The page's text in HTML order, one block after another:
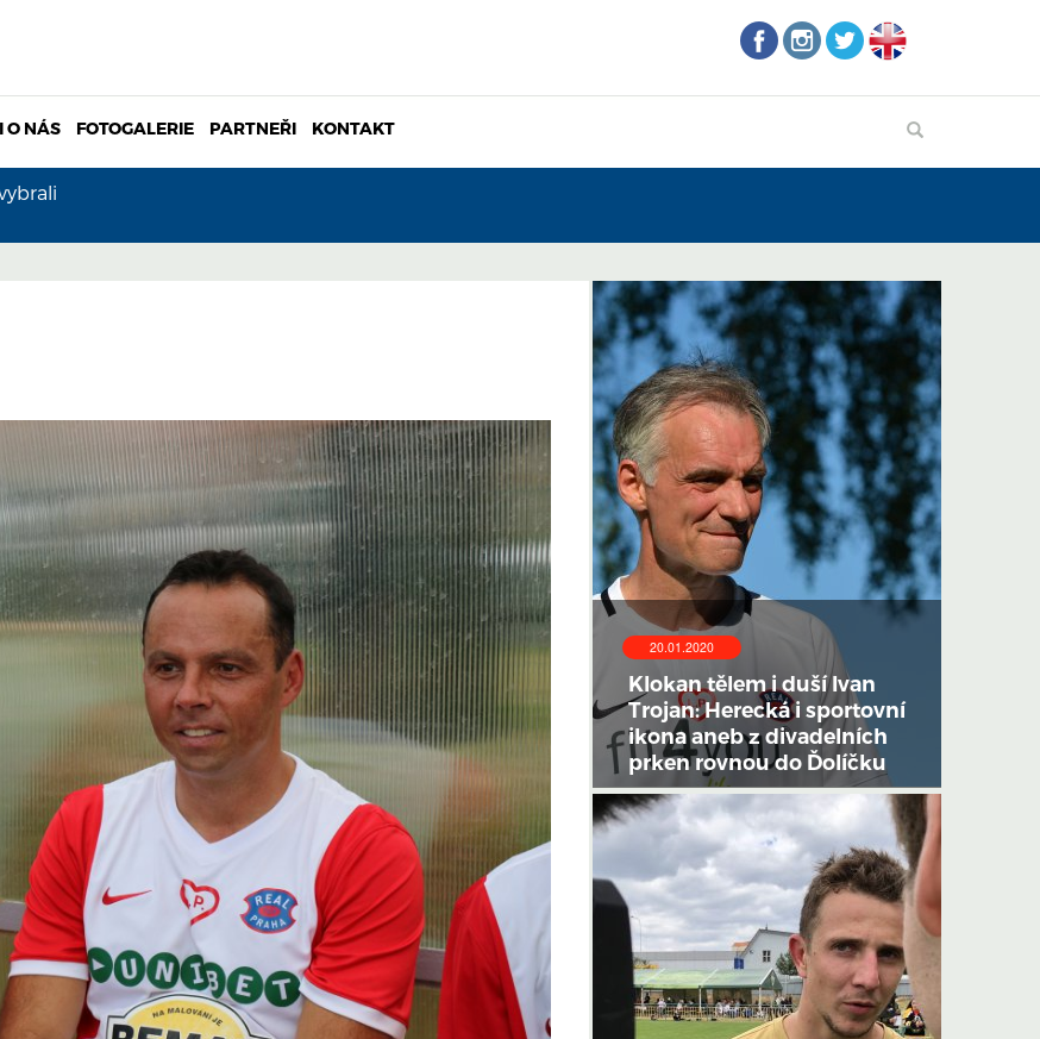
O NÁS FOTOGALERIE PARTNEŘI KONTAKT
20.01.2020
Klokan tělem i duší Ivan
Trojan: Herecká i sportovní
ikona aneb z divadelních
prken rovnou do Ďolíčku